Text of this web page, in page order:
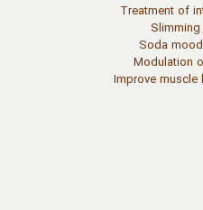
Treatment of
Soda
Modulation
Improve